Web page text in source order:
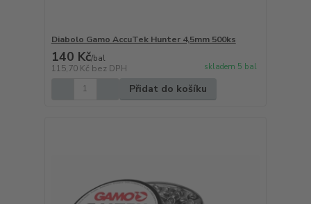
Diabolo Gamo AccuTek Hunter 4,5mm 500ks
140 Kč/bal
115,70 Kč bez DPH skladem 5 bal
Přidat do košíku